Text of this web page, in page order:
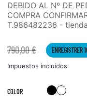
DEBIDO AL Nº DE
COMPRA
T.986482236 -
790,00 € ENREGISTRER
Impuestos incluidos
COLOR NegroBlanco